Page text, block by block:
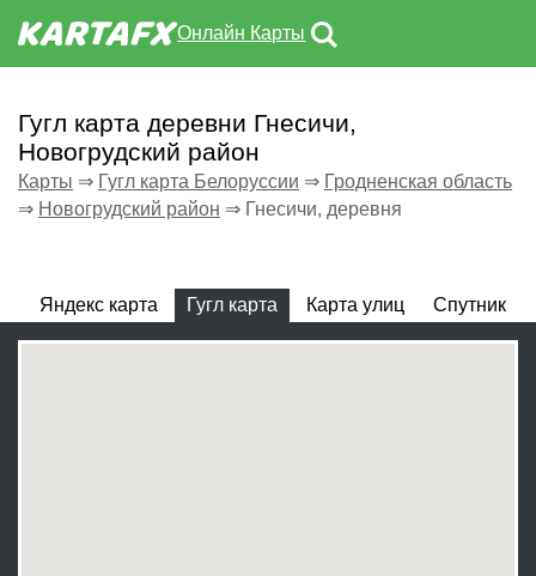
Онлайн Карты
Гугл карта деревни Гнесичи,
Новогрудский район
Карты ⇒ Гугл карта Белоруссии ⇒ Гродненская область
⇒ Новогрудский район ⇒ Гнесичи, деревня
Яндекс карта Гугл карта Карта улиц Спутник